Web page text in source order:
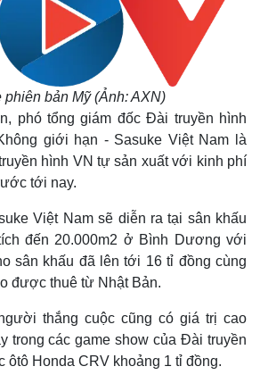
bản Mỹ (Ảnh: AXN)
phó tổng giám đốc Ðài truyền hình
giới hạn - Sasuke Việt Nam là
hình VN tự sản xuất với kinh phí
tới nay.
Việt Nam sẽ diễn ra tại sân khấu
đến 20.000m2 ở Bình Dương với
sân khấu đã lên tới 16 tỉ đồng cùng
được thuê từ Nhật Bản.
thắng cuộc cũng có giá trị cao
trong các game show của Ðài truyền
ôtô Honda CRV khoảng 1 tỉ đồng.